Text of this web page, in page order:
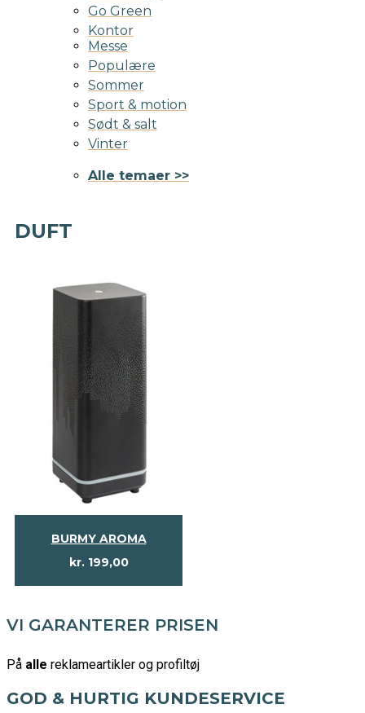
Go Green
Kontor
Messe
Populære
Sommer
Sport & motion
Sødt & salt
Vinter
Alle temaer >>
DUFT
BURMY AROMA
kr.199,00
VI GARANTERER PRISEN
På alle reklameartikler og profiltøj
GOD & HURTIG KUNDESERVICE